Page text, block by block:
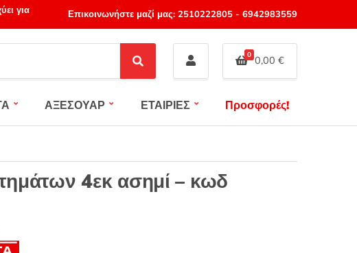
για Επικοινωνήστε μαζί μας: 2510222805- 6942983559
S
e
c
0 0,00 €
ΑΞΕΣΟΥΑΡ ΕΤΑΙΡΙΕΣ Προσφορές!
4εκ ασημί – κωδ